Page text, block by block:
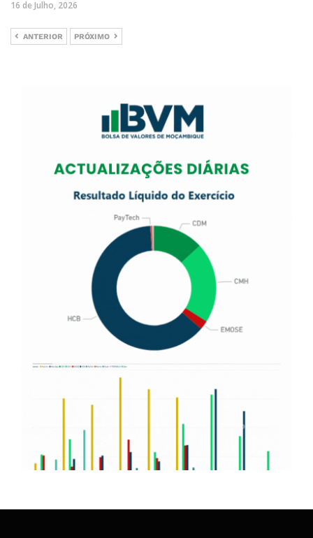
16 de Julho, 2026
ANTERIOR PRÓXIMO